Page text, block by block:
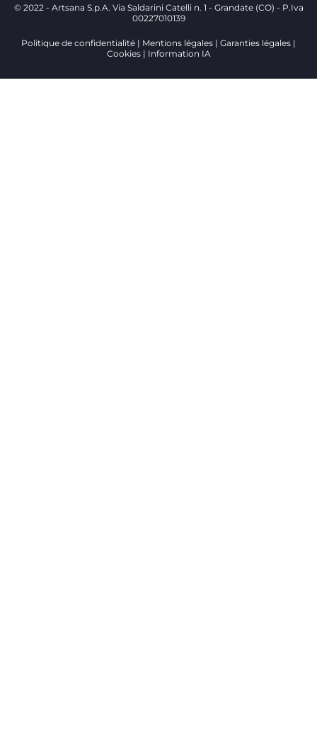
© 2022 - Artsana S.p.A. Via Saldarini Catelli n. 1 - Grandate (CO) - P.Iva
00227010139
Politique de confidentialité Mentions légales
Garanties légales
Cookies
Information IA